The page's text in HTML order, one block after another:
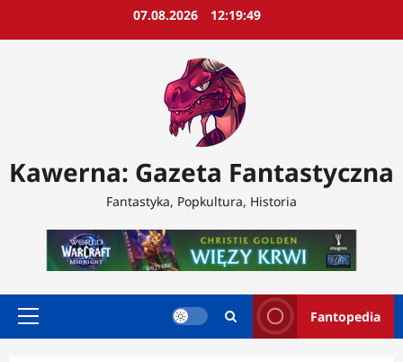
07.08.2026 12:19:50
Kawerna: Gazeta Fantastyczna
Fantastyka, Popkultura, Historia
Menu
Fantopedia